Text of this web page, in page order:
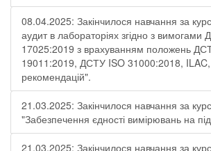
08.04.2025: Закінчилося навчання за
аудит в лабораторіях згідно з
17025:2019 з врахуванням положень
19011:2019, ДСТУ ISO 31000:2018,
рекомендацій".
21.03.2025: Закінчилося навчання за
"Забезпечення єдності вимірювань на
21.03.2025: Закінчилося навчання за